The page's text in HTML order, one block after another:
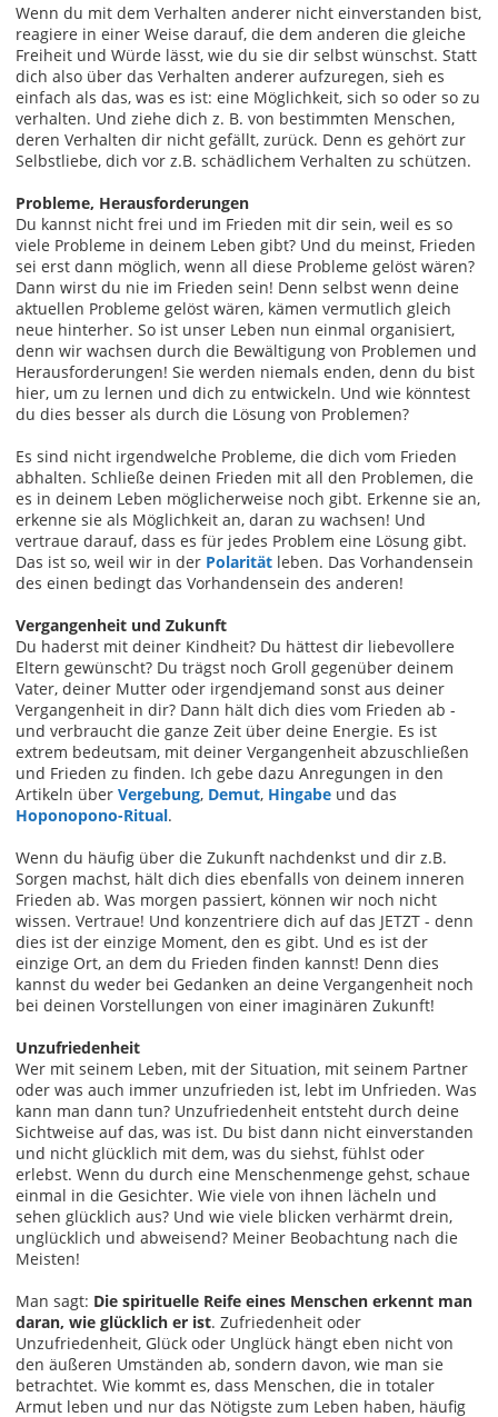
Wenn du mit dem Verhalten anderer nicht einverstanden bist,
reagiere in einer Weise darauf, die dem anderen die gleiche
Freiheit und Würde lässt, wie du sie dir selbst wünschst. Statt
dich also über das Verhalten anderer aufzuregen, sieh es
einfach als das, was es ist: eine Möglichkeit, sich so oder so zu
verhalten. Und ziehe dich z. B. von bestimmten Menschen,
deren Verhalten dir nicht gefällt, zurück. Denn es gehört zur
Selbstliebe, dich vor z.B. schädlichem Verhalten zu schützen.
Probleme, Herausforderungen
Du kannst nicht frei und im Frieden mit dir sein, weil es so
viele Probleme in deinem Leben gibt? Und du meinst, Frieden
sei erst dann möglich, wenn all diese Probleme gelöst wären?
Dann wirst du nie im Frieden sein! Denn selbst wenn deine
aktuellen Probleme gelöst wären, kämen vermutlich gleich
neue hinterher. So ist unser Leben nun einmal organisiert,
denn wir wachsen durch die Bewältigung von Problemen und
Herausforderungen! Sie werden niemals enden, denn du bist
hier, um zu lernen und dich zu entwickeln. Und wie könntest
du dies besser als durch die Lösung von Problemen?
Es sind nicht irgendwelche Probleme, die dich vom Frieden
abhalten. Schließe deinen Frieden mit all den Problemen, die
es in deinem Leben möglicherweise noch gibt. Erkenne sie an,
erkenne sie als Möglichkeit an, daran zu wachsen! Und
vertraue darauf, dass es für jedes Problem eine Lösung gibt.
Das ist so, weil wir in der Polarität leben. Das Vorhandensein
des einen bedingt das Vorhandensein des anderen!
Vergangenheit und Zukunft
Du haderst mit deiner Kindheit? Du hättest dir liebevollere
Eltern gewünscht? Du trägst noch Groll gegenüber deinem
Vater, deiner Mutter oder irgendjemand sonst aus deiner
Vergangenheit in dir? Dann hält dich dies vom Frieden ab -
und verbraucht die ganze Zeit über deine Energie. Es ist
extrem bedeutsam, mit deiner Vergangenheit abzuschließen
und Frieden zu finden. Ich gebe dazu Anregungen in den
Artikeln über Vergebung, Demut, Hingabe und das
Hoponopono-Ritual.
Wenn du häufig über die Zukunft nachdenkst und dir z.B.
Sorgen machst, hält dich dies ebenfalls von deinem inneren
Frieden ab. Was morgen passiert, können wir noch nicht
wissen. Vertraue! Und konzentriere dich auf das JETZT - denn
dies ist der einzige Moment, den es gibt. Und es ist der
einzige Ort, an dem du Frieden finden kannst! Denn dies
kannst du weder bei Gedanken an deine Vergangenheit noch
bei deinen Vorstellungen von einer imaginären Zukunft!
Unzufriedenheit
Wer mit seinem Leben, mit der Situation, mit seinem Partner
oder was auch immer unzufrieden ist, lebt im Unfrieden. Was
kann man dann tun? Unzufriedenheit entsteht durch deine
Sichtweise auf das, was ist. Du bist dann nicht einverstanden
und nicht glücklich mit dem, was du siehst, fühlst oder
erlebst. Wenn du durch eine Menschenmenge gehst, schaue
einmal in die Gesichter. Wie viele von ihnen lächeln und
sehen glücklich aus? Und wie viele blicken verhärmt drein,
unglücklich und abweisend? Meiner Beobachtung nach die
Meisten!
Man sagt: Die spirituelle Reife eines Menschen erkennt man
daran, wie glücklich er ist. Zufriedenheit oder
Unzufriedenheit, Glück oder Unglück hängt eben nicht von
den äußeren Umständen ab, sondern davon, wie man sie
betrachtet. Wie kommt es, dass Menschen, die in totaler
Armut leben und nur das Nötigste zum Leben haben, häufig